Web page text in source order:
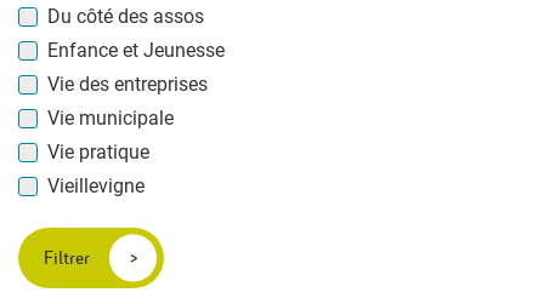
Du côté des assos
Enfance et Jeunesse
Vie des entreprises
Vie municipale
Vie pratique
Vieillevigne
Filtrer